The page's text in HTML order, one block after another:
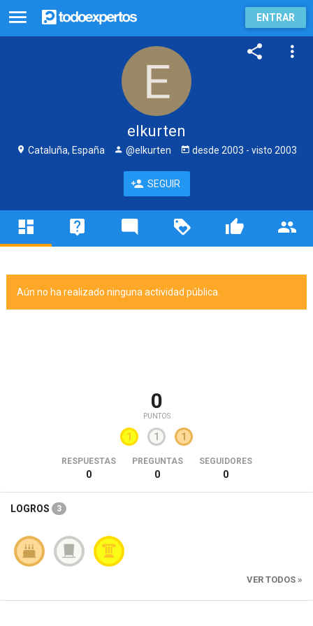
ENTRAR
elkurten
Cataluña, España @elkurten desde 2003 - visto 2003
SEGUIR
Aún no ha realizado ninguna actividad pública.
0
PUNTOS
1 1 1
RESPUESTAS
0
PREGUNTAS
0
SEGUIDORES
0
LOGROS 3
VER TODOS »